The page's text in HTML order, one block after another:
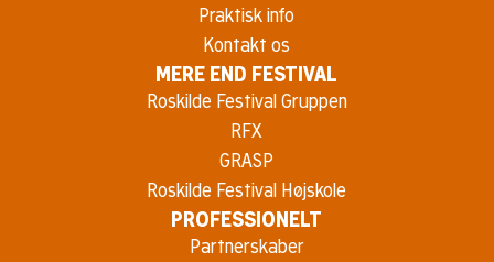
Praktisk info
Kontakt os
MERE END FESTIVAL
Roskilde Festival Gruppen
RFX
GRASP
Roskilde Festival Højskole
PROFESSIONELT
Partnerskaber